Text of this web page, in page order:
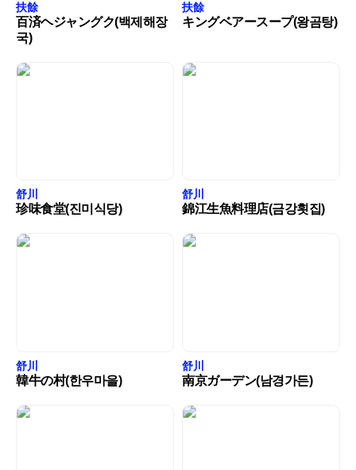
扶餘
百済ヘジャングク(백제해장
국)
扶餘
キングベアースープ(왕곰탕)
舒川
珍味食堂(진미식당)
舒川
錦江生魚料理店(금강횟집)
舒川
韓牛の村(한우마을)
舒川
南京ガーデン(남경가든)